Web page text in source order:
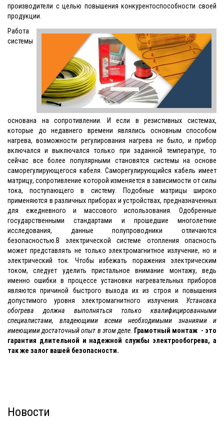
производители с целью повышения конкурентоспособности своей
продукции.
Работа
системы
основана на сопротивлении. И если в резистивных системах,
которые до недавнего времени являлись основным способом
нагрева, возможности регулирования нагрева не было, и прибор
включался и выключался только при заданной температуре, то
сейчас все более популярными становятся системы на основе
саморегулирующегося кабеля. Саморегулирующийся кабель имеет
матрицу, сопротивление которой изменяется в зависимости от силы
тока, поступающего в систему. Подобные матрицы широко
применяются в различных приборах и устройствах, предназначенных
для ежедневного и массового использования. Одобренные
государственными стандартами и прошедшие многолетние
исследования, данные полупроводники отличаются
безопасностью.В электрической системе отопления опасность
может представлять не только электромагнитное излучение, но и
электрический ток. Чтобы избежать поражения электрическим
током, следует уделить пристальное внимание монтажу, ведь
именно ошибки в процессе установки нагревательных приборов
являются причиной быстрого выхода их из строя и повышения
допустимого уровня электромагнитного излучения. Установка
обогрева должна выполняться только квалифицированными
специалистами, владеющими всеми необходимыми знаниями и
имеющими достаточный опыт в этом деле.
Грамотный монтаж - это
гарантия длительной и надежной службы электрообогрева, а
так же залог вашей безопасности.
Новости